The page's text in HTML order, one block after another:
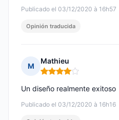
Publicado el 03/12/2020 à 16h57
Opinión traducida
M
Mathieu
Nota: 4 de 5
Publicado el 03/12/2020 à 16h16
Un diseño realmente exitoso